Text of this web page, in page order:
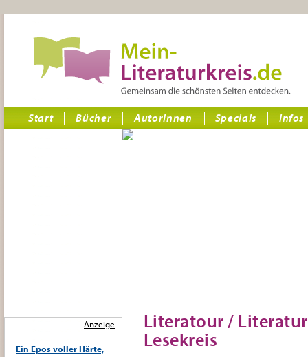
Start Bücher AutorInnen Specials Infos
Literatour /
Lesekreis
Anzeige
Ein Epos voller Härte,